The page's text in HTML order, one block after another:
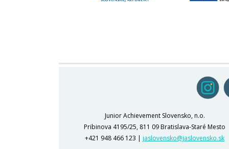
Junior Achievement Slovensko, n.o.
Pribinova 4195/25, 811 09 Bratislava-Staré Mesto
+421 948 466 123 | jaslovensko@jaslovensko.sk